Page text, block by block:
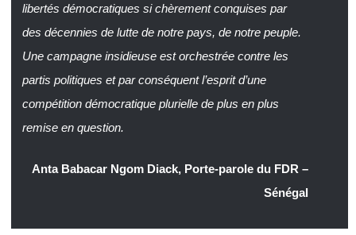
libertés démocratiques si chèrement conquises par
des décennies de lutte de notre pays, de notre peuple.
Une campagne insidieuse est orchestrée contre les
partis politiques et par conséquent l’esprit d’une
compétition démocratique plurielle de plus en plus
remise en question.
Anta Babacar Ngom Diack, Porte-parole du FDR –
Sénégal